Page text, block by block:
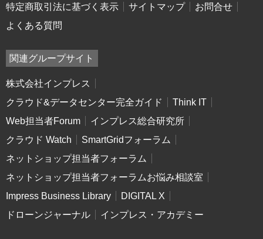
特定商取引法に基づく表示
サイトマップ
お問合せ
よくある質問
関連グループサイト
株式会社インプレス
クラウド&データセンター完全ガイド
Think IT
Web担当者Forum
インプレス総合研究所
クラウド Watch
SmartGridフォーラム
ネットショップ担当者フォーラム
ネットショップ担当者フォーラムお悩み相談室
Impress Business Library
DIGITAL X
ドローンジャーナル
インプレス・アカデミー